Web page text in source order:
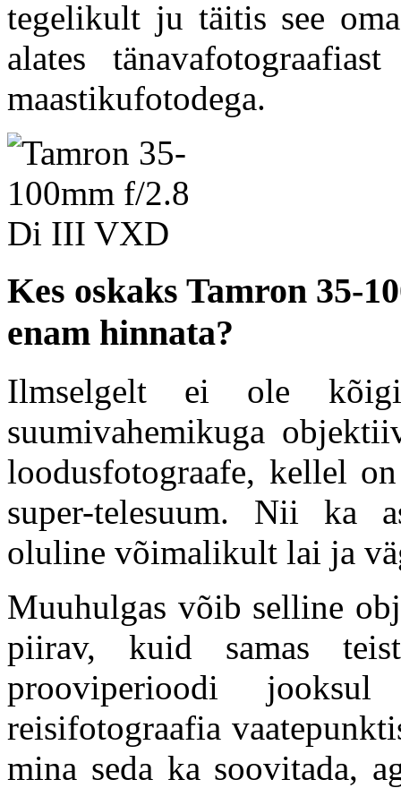
tegelikult ju täitis see
alates
maastikufotodega.
Kes oskaks Tamron 35-
enam hinnata?
Ilmselgelt ei ole
suumivahemikuga
loodusfotograafe, kellel
super-telesuum. Nii ka
oluline võimalikult lai ja
Muuhulgas võib selline
piirav, kuid samas
prooviperioodi
reisifotograafia
mina seda ka soovitada,